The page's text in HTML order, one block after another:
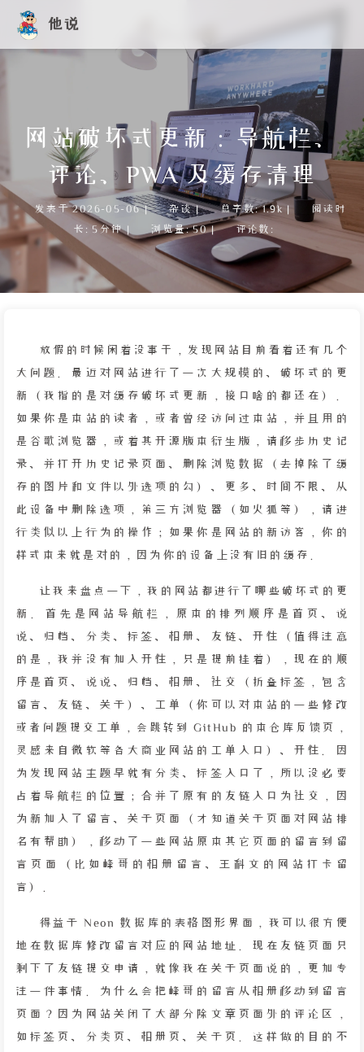
他说
网站破坏式更新：导航栏、
评论、PWA 及缓存清理
发表于 2026-05-06 | 杂谈 | 总字数: 1.9k |
阅读时
长: 5分钟 | 浏览量: 50 | 评论数:
放假的时候闲着没事干，发现网站目前看着还有几个
大问题。最近对网站进行了一次大规模的、破坏式的更
新（我指的是对缓存破坏式更新，接口啥的都还在）。
如果你是本站的读者，或者曾经访问过本站，并且用的
是谷歌浏览器，或着其开源版本衍生版，请移步历史记
录、并打开历史记录页面、删除浏览数据（去掉除了缓
存的图片和文件以外选项的勾）、更多、时间不限、从
此设备中删除选项，第三方浏览器（如火狐等），请进
行类似以上行为的操作；如果你是网站的新访客，你的
样式本来就是对的，因为你的设备上没有旧的缓存。
让我来盘点一下，我的网站都进行了哪些破坏式的更
新。首先是网站导航栏，原本的排列顺序是首页、说
说、归档、分类、标签、相册、友链、开往（值得注意
的是，我并没有加入开往，只是提前挂着），现在的顺
序是首页、说说、归档、相册、社交（折叠标签，包含
留言、友链、关于）、工单（你可以对本站的一些修改
或者问题提交工单，会跳转到 GitHub 的本仓库反馈页，
灵感来自微软等各大商业网站的工单入口）、开往。因
为发现网站主题早就有分类、标签入口了，所以没必要
占着导航栏的位置；合并了原有的友链入口为社交，因
为新加入了留言、关于页面（才知道关于页面对网站排
名有帮助），移动了一些网站原本其它页面的留言到留
言页面（比如峰哥的相册留言、王科文的网站打卡留
言）。
得益于 Neon 数据库的表格图形界面，我可以很方便
地在数据库修改留言对应的网站地址。现在友链页面只
剩下了友链提交申请，就像我在关于页面说的，更加专
注一件事情。为什么会把峰哥的留言从相册移动到留言
页面？因为网站关闭了大部分除文章页面外的评论区，
如标签页、分类页、相册页、关于页。这样做的目的不